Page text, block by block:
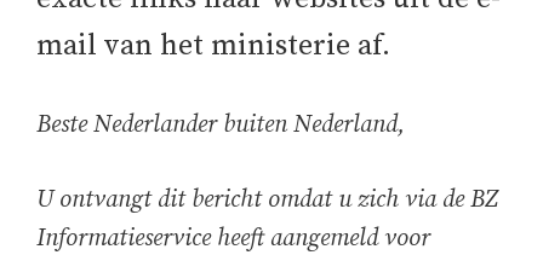
mail van het ministerie af.
Beste Nederlander buiten Nederland,
U ontvangt dit bericht omdat u zich via de BZ
Informatieservice heeft aangemeld voor